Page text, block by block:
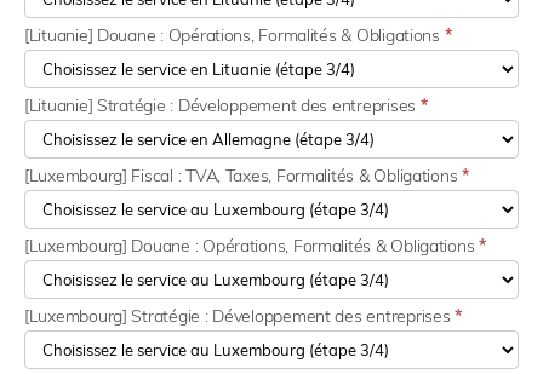
[Lituanie] Douane : Opérations, Formalités & Obligations *
[Lituanie] Stratégie : Développement des entreprises *
[Luxembourg] Fiscal : TVA, Taxes, Formalités & Obligations*
[Luxembourg] Douane : Opérations, Formalités & Obligations*
[Luxembourg] Stratégie : Développement des entreprises*